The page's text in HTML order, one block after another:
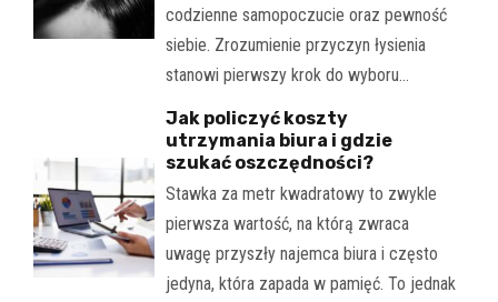
codzienne samopoczucie oraz pewność
siebie. Zrozumienie przyczyn łysienia
stanowi pierwszy krok do wyboru…
Jak policzyć koszty
utrzymania biura i gdzie
szukać oszczędności?
Stawka za metr kwadratowy to zwykle
pierwsza wartość, na którą zwraca
uwagę przyszły najemca biura i często
jedyna, która zapada w pamięć. To jednak